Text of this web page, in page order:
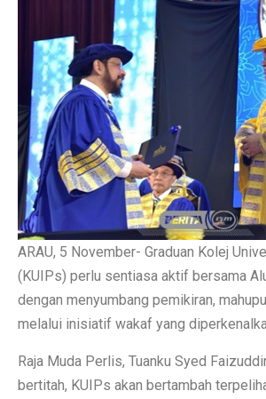
ARAU, 5 November- Graduan Kolej
(KUIPs) perlu sentiasa aktif bersama
dengan menyumbang pemikiran,
melalui inisiatif wakaf yang
Raja Muda Perlis, Tuanku Syed
bertitah, KUIPs akan bertambah